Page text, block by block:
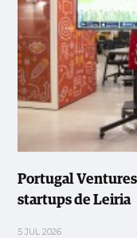
Portugal
startups de Leiria
5 JUL 2026